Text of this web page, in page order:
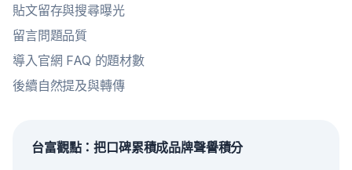
貼文留存與搜尋曝光
留言問題品質
導入官網 FAQ 的題材數
後續自然提及與轉傳
台富觀點：把口碑累積成品牌聲譽積分